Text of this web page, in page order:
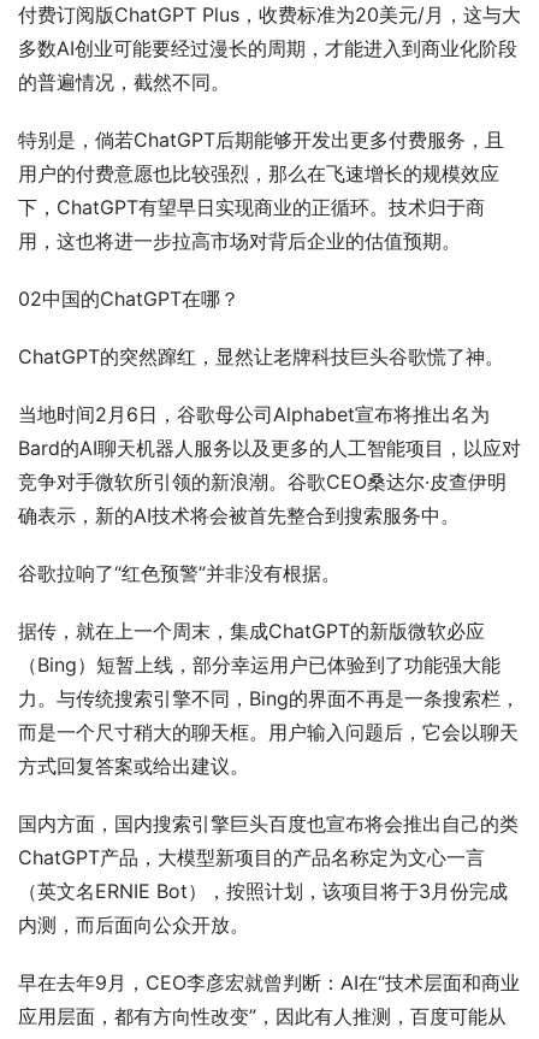
付费订阅版ChatGPT Plus，收费标准为20美元/月，这与大
多数AI创业可能要经过漫长的周期，才能进入到商业化阶段
的普遍情况，截然不同。
特别是，倘若ChatGPT后期能够开发出更多付费服务，且
用户的付费意愿也比较强烈，那么在飞速增长的规模效应
下，ChatGPT有望早日实现商业的正循环。技术归于商
用，这也将进一步拉高市场对背后企业的估值预期。
02中国的ChatGPT在哪？
ChatGPT的突然蹿红，显然让老牌科技巨头谷歌慌了神。
当地时间2月6日，谷歌母公司Alphabet宣布将推出名为
Bard的AI聊天机器人服务以及更多的人工智能项目，以应对
竞争对手微软所引领的新浪潮。谷歌CEO桑达尔·皮查伊明
确表示，新的AI技术将会被首先整合到搜索服务中。
谷歌拉响了“红色预警”并非没有根据。
据传，就在上一个周末，集成ChatGPT的新版微软必应
（Bing）短暂上线，部分幸运用户已体验到了功能强大能
力。与传统搜索引擎不同，Bing的界面不再是一条搜索栏，
而是一个尺寸稍大的聊天框。用户输入问题后，它会以聊天
方式回复答案或给出建议。
国内方面，国内搜索引擎巨头百度也宣布将会推出自己的类
ChatGPT产品，大模型新项目的产品名称定为文心一言
（英文名ERNIE Bot），按照计划，该项目将于3月份完成
内测，而后面向公众开放。
早在去年9月，CEO李彦宏就曾判断：AI在“技术层面和商业
应用层面，都有方向性改变”，因此有人推测，百度可能从